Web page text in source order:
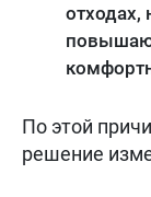
отходах,
По этой
решение